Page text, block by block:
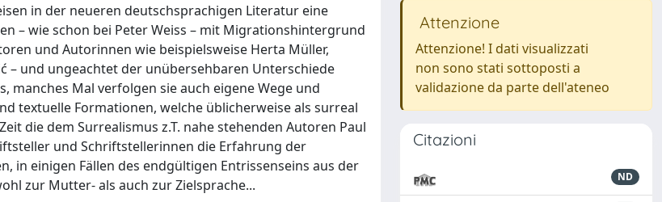
in der neueren deutschsprachigen Literatur eine
– wie schon bei Peter Weiss – mit Migrationshintergrund
und Autorinnen wie beispielsweise Herta Müller,
– und ungeachtet der unübersehbaren Unterschiede
manches Mal verfolgen sie auch eigene Wege und
textuelle Formationen, welche üblicherweise als surreal
die dem Surrealismus z.T. nahe stehenden Autoren Paul
und Schriftstellerinnen die Erfahrung der
einigen Fällen des endgültigen Entrissenseins aus der
zur Mutter- als auch zur Zielsprache...
Attenzione
Attenzione! I dati visualizzati
non sono stati sottoposti a
validazione da parte dell'ateneo
Citazioni
ND